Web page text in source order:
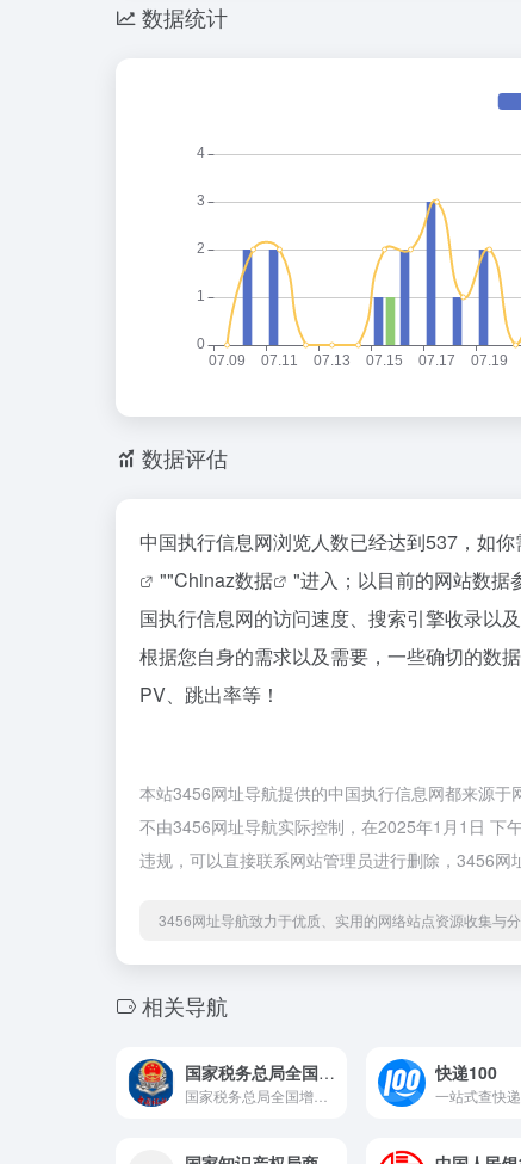
数据统计
数据评估
中国执行信息网浏览人数已经达到537，如
""Chinaz数据
"进入；以目前的网站数据
国执行信息网的访问速度、搜索引擎收录以
根据您自身的需求以及需要，一些确切的数
PV、跳出率等！
本站3456网址导航提供的中国执行信息网都来源于
不由3456网址导航实际控制，在2025年1月1日 下
违规，可以直接联系网站管理员进行删除，3456网
3456网址导航致力于优质、实用的网络站点资源收集与分
相关导航
国家税务总局全国增值税发票查验平台 快递100